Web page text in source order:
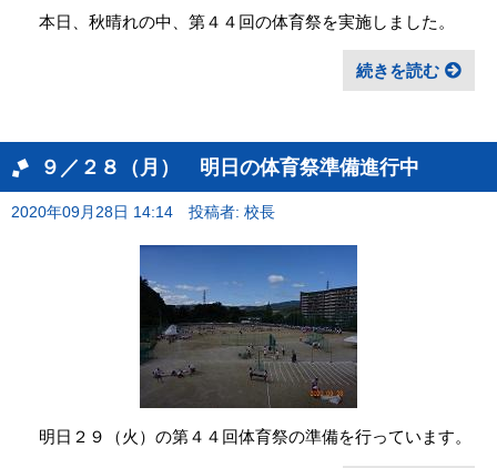
本日、秋晴れの中、第４４回の体育祭を実施しました。
続きを読む
９／２８（月） 明日の体育祭準備進行中
2020年09月28日 14:14 投稿者: 校長
明日２９（火）の第４４回体育祭の準備を行っています。